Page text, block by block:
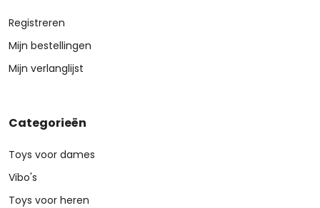
Registreren
Mijn bestellingen
Mijn verlanglijst
Categorieën
Toys voor dames
Vibo's
Toys voor heren